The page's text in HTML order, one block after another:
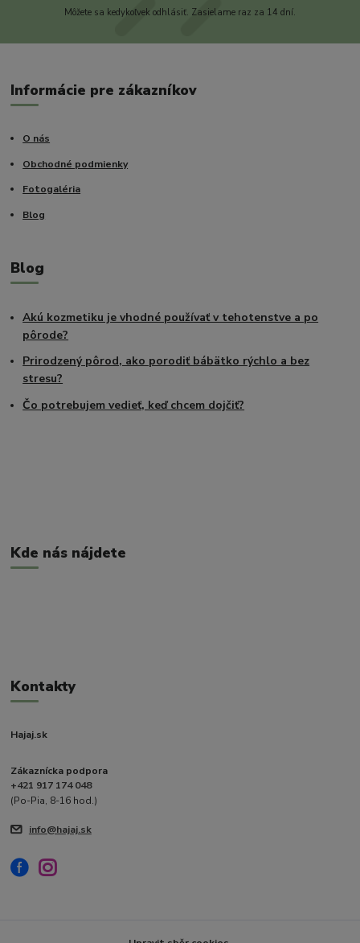
Môžete sa kedykoľvek odhlásiť. Zasielame raz za 14 dní.
Informácie pre zákazníkov
O nás
Obchodné podmienky
Fotogaléria
Blog
Blog
Akú kozmetiku je vhodné používať v tehotenstve a po
pôrode?
Prirodzený pôrod, ako porodiť bábätko rýchlo a bez
stresu?
Čo potrebujem vedieť, keď chcem dojčiť?
Kde nás nájdete
Kontakty
Hajaj.sk
Zákaznícka podpora
+421 917 174 048
(Po-Pia, 8-16 hod.)
info@hajaj.sk